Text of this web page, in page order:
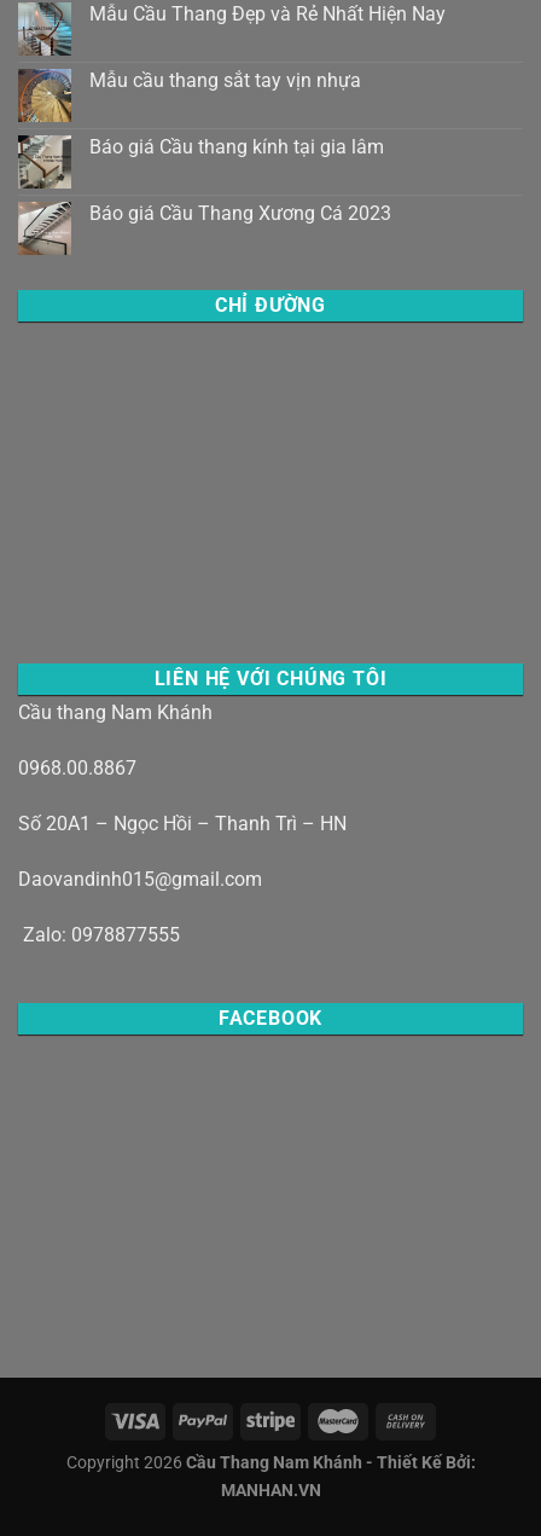
Mẫu Cầu Thang Đẹp và Rẻ Nhất Hiện Nay
Mẫu cầu thang sắt tay vịn nhựa
Báo giá Cầu thang kính tại gia lâm
Báo giá Cầu Thang Xương Cá 2023
CHỈ ĐƯỜNG
LIÊN HỆ VỚI CHÚNG TÔI
Cầu thang Nam Khánh
0968.00.8867
Số 20A1 – Ngọc Hồi – Thanh Trì – HN
Daovandinh015@gmail.com
Zalo: 0978877555
FACEBOOK
Copyright 2026 Cầu Thang Nam Khánh - Thiết Kế Bởi:
MANHAN.VN